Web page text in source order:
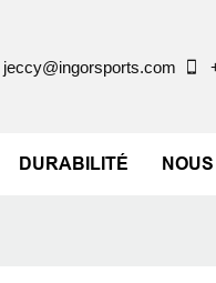
jeccy@ingorsports.com
DURABILITÉ